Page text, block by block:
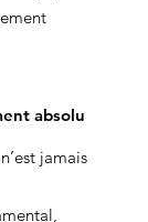
absolu
jamais